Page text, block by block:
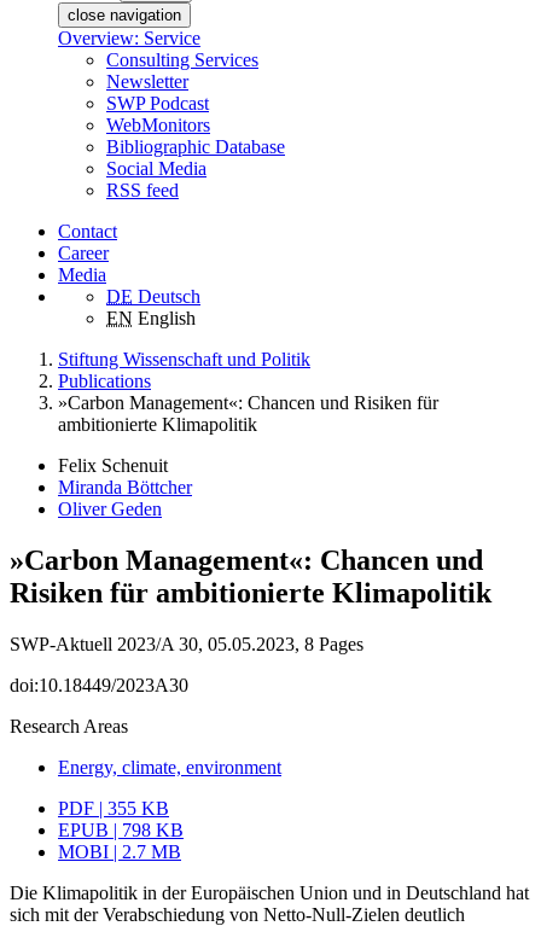
close navigation
Overview: Service
Consulting Services
Newsletter
SWP Podcast
WebMonitors
Bibliographic Database
Social Media
RSS feed
Contact
Career
Media
DE Deutsch
EN English
Stiftung Wissenschaft und Politik
Publications
»Carbon Management«: Chancen und Risiken für
ambitionierte Klimapolitik
Felix Schenuit
Miranda Böttcher
Oliver Geden
»Carbon Management«: Chancen und
Risiken für ambitionierte Klimapolitik
SWP-Aktuell 2023/A 30, 05.05.2023, 8 Pages
doi:10.18449/2023A30
Research Areas
Energy, climate, environment
PDF | 355 KB
EPUB | 798 KB
MOBI | 2.7 MB
Die Klimapolitik in der Europäischen Union und in Deutschland hat
sich mit der Verabschiedung von Netto-Null-Zielen deutlich